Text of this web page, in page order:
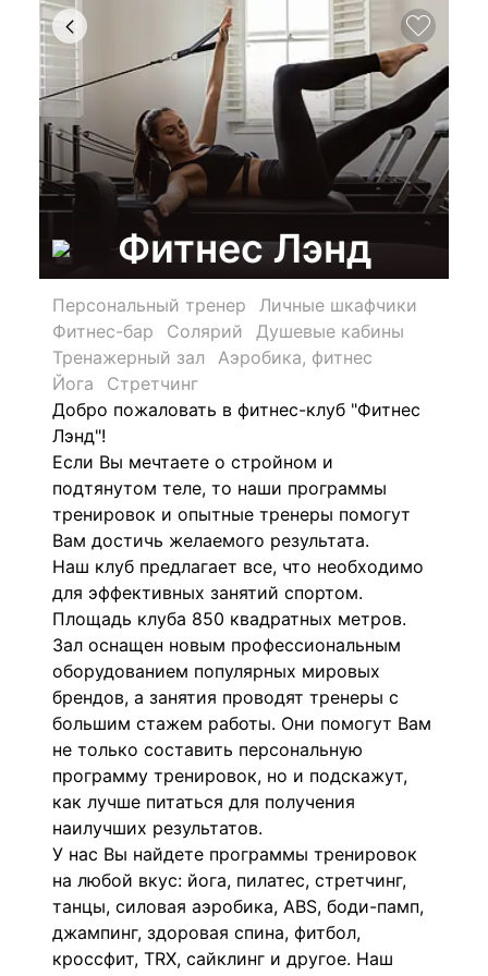
Фитнес Лэнд
Персональный тренер
Личные шкафчики
Фитнес-бар
Солярий
Душевые кабины
Тренажерный зал
Аэробика, фитнес
Йога
Стретчинг
Добро пожаловать в фитнес-клуб "Фитнес
Лэнд"!
Если Вы мечтаете о стройном и
подтянутом теле, то наши программы
тренировок и опытные тренеры помогут
Вам достичь желаемого результата.
Наш клуб предлагает все, что необходимо
для эффективных занятий спортом.
Площадь клуба 850 квадратных метров.
Зал оснащен новым профессиональным
оборудованием популярных мировых
брендов, а занятия проводят тренеры с
большим стажем работы. Они помогут Вам
не только составить персональную
программу тренировок, но и подскажут,
как лучше питаться для получения
наилучших результатов.
У нас Вы найдете программы тренировок
на любой вкус: йога, пилатес, стретчинг,
танцы, силовая аэробика, ABS, боди-памп,
джампинг, здоровая спина, фитбол,
кроссфит, TRX, сайклинг и другое. Наш